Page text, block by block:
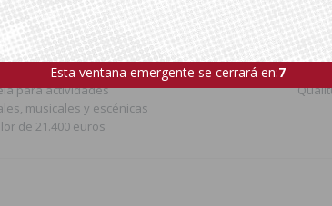
Provincial de Alicante
una subvención a
para actividades
musicales y escénicas
de 21.400 euros
Torrevieja, Orihuela y
Horadada logran la
Esta ventana emergente se cerrará en:5